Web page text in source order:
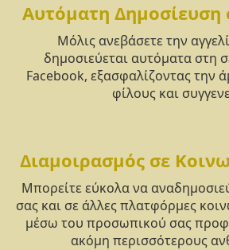
Αυτόματη Δημοσίευση
Μόλις ανεβάσετε την
δημοσιεύεται αυτόματα στη
Facebook, εξασφαλίζοντας την
φίλους και
Διαμοιρασμός σε
Μπορείτε εύκολα να
σας και σε άλλες πλατφόρμες
μέσω του προσωπικού σας
ακόμη περισσότερους